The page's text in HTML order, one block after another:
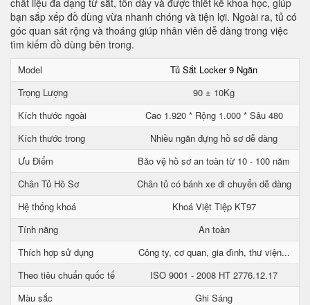
chất liệu đa dạng từ sắt, tôn dày và được thiết kế khoa học, giúp
bạn sắp xếp đồ dùng vừa nhanh chóng và tiện lợi. Ngoài ra, tủ có
góc quan sát rộng và thoáng giúp nhân viên dễ dàng trong việc
tìm kiếm đồ dùng bên trong.
Model
Tủ Sắt Locker 9 Ngăn
Trọng Lượng
90 ± 10Kg
Kích thước ngoài
Cao 1.920 * Rộng 1.000 * Sâu 480
Kích thước trong
Nhiều ngăn đựng hồ sơ dễ dàng
Ưu Điểm
Bảo vệ hồ sơ an toàn từ 10 - 100 năm
Chân Tủ Hồ Sơ
Chân tủ có bánh xe di chuyển dễ dàng
Hệ thống khoá
Khoá Việt Tiệp KT97
Tính năng
An toàn
Thích hợp sử dụng
Công ty, cơ quan, gia đình, thư viện...
Theo tiêu chuẩn quốc tế
ISO 9001 - 2008 HT 2776.12.17
Màu sắc
Ghi Sáng